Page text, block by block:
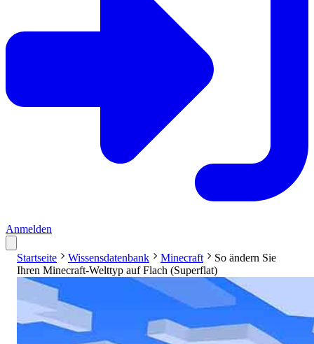
Anmelden
Startseite Wissensdatenbank Minecraft
So ändern Sie
Ihren Minecraft-Welttyp auf Flach (Superflat)